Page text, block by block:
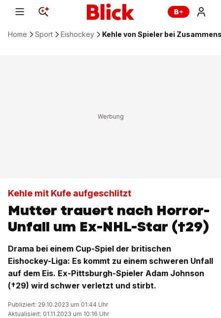
Home Sport Eishockey Kehle von Spieler bei
Kehle mit Kufe aufgeschlitzt
Mutter trauert nach Horror-
Unfall um Ex-NHL-Star (†29)
Drama bei einem Cup-Spiel der britischen
Eishockey-Liga: Es kommt zu einem schweren Unfall
auf dem Eis. Ex-Pittsburgh-Spieler Adam Johnson
(†29) wird schwer verletzt und stirbt.
Publiziert: 29.10.2023 um 01:44 Uhr
Aktualisiert: 01.11.2023 um 10:16 Uhr